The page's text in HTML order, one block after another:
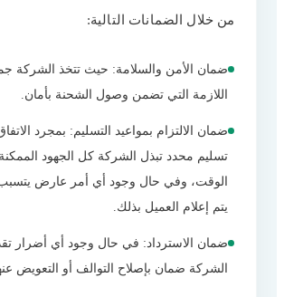
من خلال الضمانات التالية:
ضمان الأمن والسلامة: حيث تتخذ الشركة
اللازمة التي تضمن وصول الشحنة بأمان.
ضمان الالتزام بمواعيد التسليم: بمجرد
تسليم محدد تبذل الشركة كل الجهود
الوقت، وفي حال وجود أي أمر عارض يتسبب
يتم إعلام العميل بذلك.
ضمان الاسترداد: في حال وجود أي أضرار
الشركة ضمان بإصلاح التوالف أو التعويض